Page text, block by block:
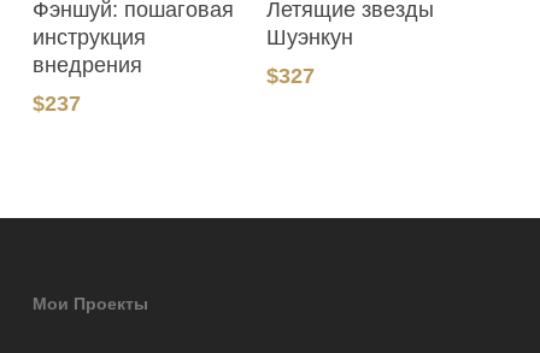
Фэншуй: пошаговая
инструкция
внедрения
$237
Летящие звезды
Шуэнкун
$327
Мои Проекты